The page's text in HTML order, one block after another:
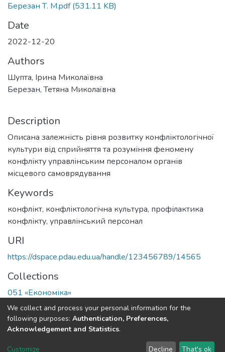
Березан Т. М.pdf(531.11 KB)
Date
2022-12-20
Authors
Шупта, Ірина Миколаївна
Березан, Тетяна Миколаївна
Description
Описана залежність рівня розвитку конфліктологічної
культури від сприйняття та розуміння феномену
конфлікту управлінським персоналом органів
місцевого самоврядування
Keywords
конфлікт, конфліктологічна культура, профілактика
конфлікту, управлінський персонал
URI
https://dspace.pdau.edu.ua/handle/123456789/14565
Collections
051 «Економіка»
Full item page
DSpace software copyright © 2002-2026 LYRASIS
We collect and process your personal information for the
following purposes: Authentication, Preferences,
Acknowledgement and Statistics.
Customize Decline That's ok